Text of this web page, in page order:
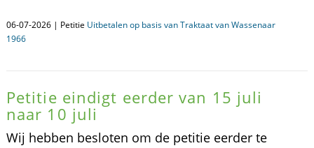
06-07-2026 | Petitie Uitbetalen op basis van Traktaat van Wassenaar
1966
Petitie eindigt eerder van 15 juli
naar 10 juli
Wij hebben besloten om de petitie eerder te